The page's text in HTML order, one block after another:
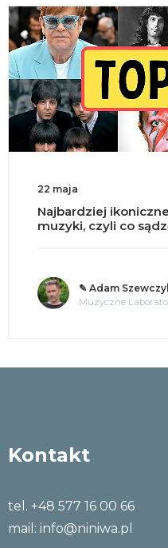
22 maja
Najbardziej
muzyki, czyli co
✎ Adam
Muzyczne
Kontakt
tel. +48 577 16 00 66
mail: info@niniwa.pl